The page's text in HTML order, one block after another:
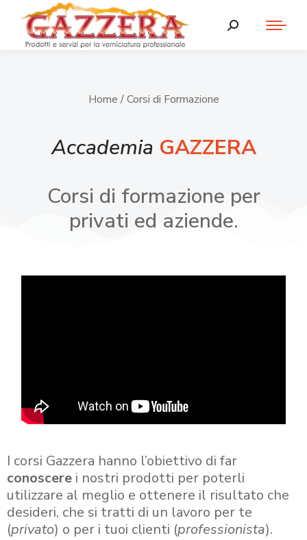
Home / Corsi di Formazione
Accademia GAZZERA
Corsi di formazione per
privati ed aziende.
I corsi Gazzera hanno l’obiettivo di far
conoscere i nostri prodotti per poterli
utilizzare al meglio e ottenere il risultato che
desideri, che si tratti di un lavoro per te
(privato) o per i tuoi clienti (professionista).